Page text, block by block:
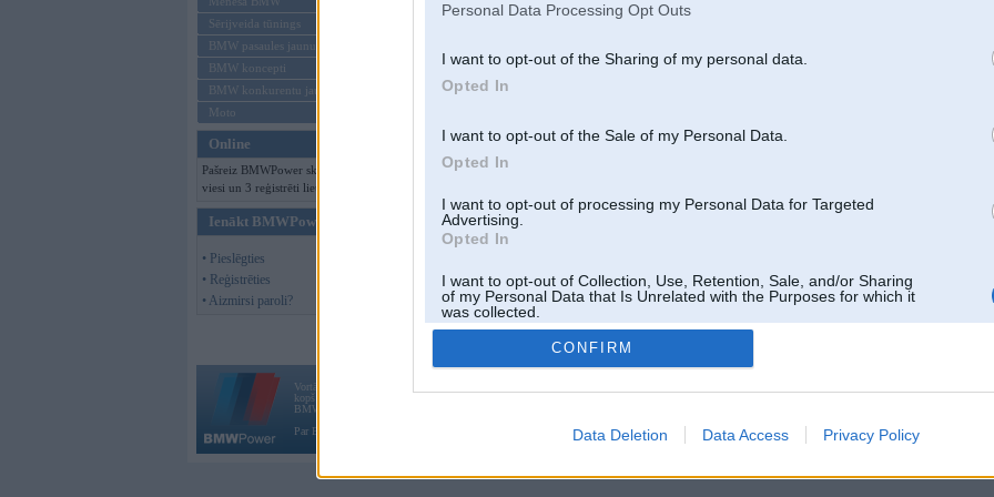
Personal Data Processing Opt Outs
I want to opt-out of the Sharing of my personal data.
Opted In
I want to opt-out of the Sale of my Personal Data.
Opted In
I want to opt-out of processing my Personal Data for Targeted
Advertising.
Opted In
I want to opt-out of Collection, Use, Retention, Sale, and/or Sharing
of my Personal Data that Is Unrelated with the Purposes for which it
was collected.
Opted Out
CONFIRM
Data Deletion Data Access Privacy Policy
Sērijveida tūnings
BMW pasaules jaunumi
BMW koncepti
BMW konkurentu jaunumi
Moto
Online
Pašreiz BMWPower skatās 105
viesi un 3 reģistrēti lietotāji.
Ienākt BMWPower
• Pieslēgties
• Reģistrēties
• Aizmirsi paroli?
Vortāls BMWPower.lv darbojas
kopš 2002. gada 14. maija. Tas nav auto klubs un nav saistīts ar
BMW AG.
Par BMWPower